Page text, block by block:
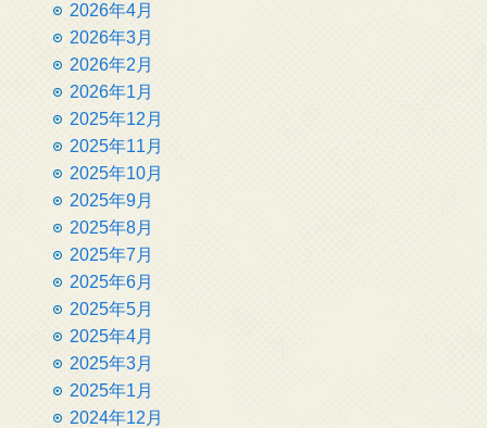
2026年4月
2026年3月
2026年2月
2026年1月
2025年12月
2025年11月
2025年10月
2025年9月
2025年8月
2025年7月
2025年6月
2025年5月
2025年4月
2025年3月
2025年1月
2024年12月